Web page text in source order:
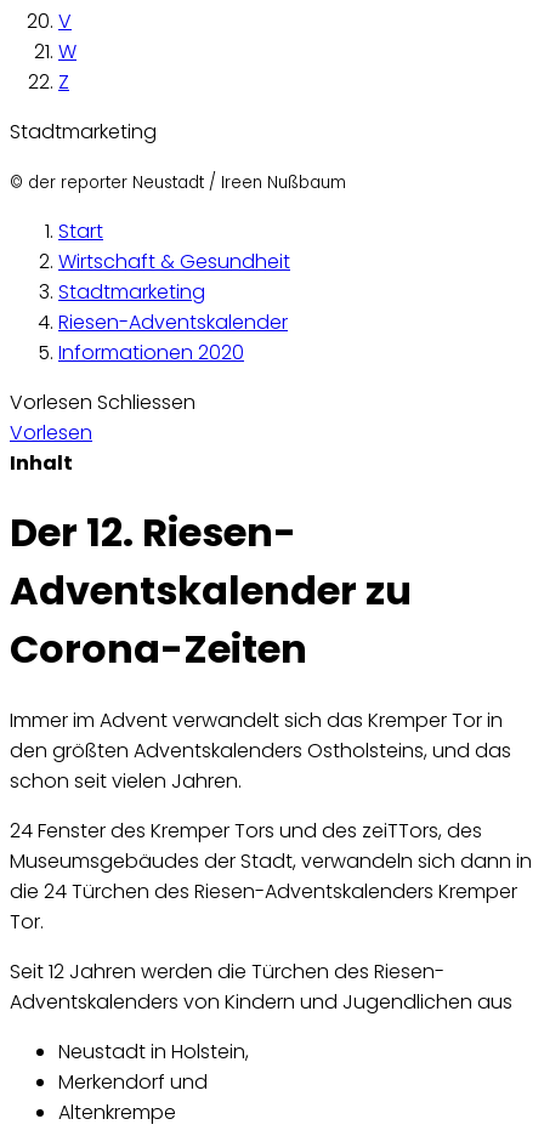
V
W
Z
Stadtmarketing
© der reporter Neustadt / Ireen Nußbaum
Start
Wirtschaft & Gesundheit
Stadtmarketing
Riesen-Adventskalender
Informationen 2020
Vorlesen Schliessen
Vorlesen
Inhalt
Der 12. Riesen-
Adventskalender zu
Corona-Zeiten
Immer im Advent verwandelt sich das Kremper Tor in
den größten Adventskalenders Ostholsteins, und das
schon seit vielen Jahren.
24 Fenster des Kremper Tors und des zeiTTors, des
Museumsgebäudes der Stadt, verwandeln sich dann in
die 24 Türchen des Riesen-Adventskalenders Kremper
Tor.
Seit 12 Jahren werden die Türchen des Riesen-
Adventskalenders von Kindern und Jugendlichen aus
Neustadt in Holstein,
Merkendorf und
Altenkrempe